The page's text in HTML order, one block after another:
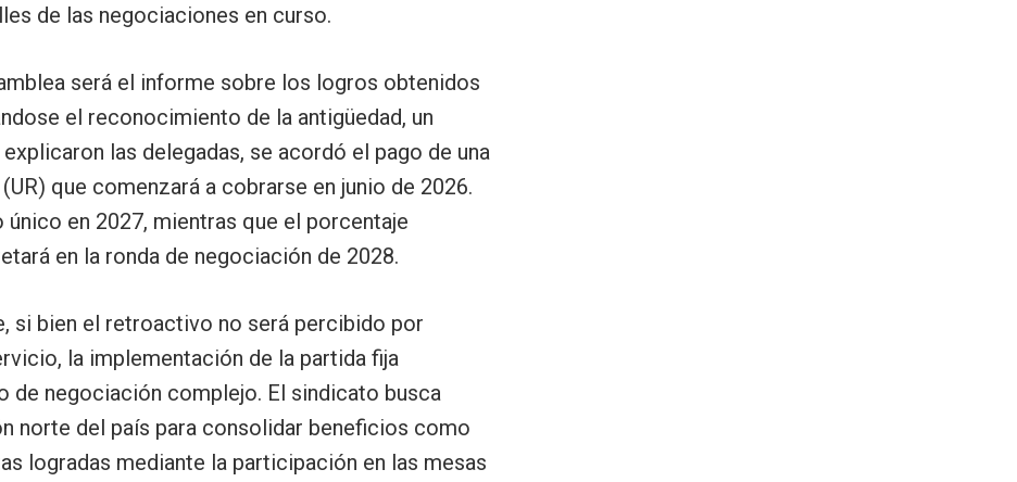
de las negociaciones en curso.
será el informe sobre los logros obtenidos
el reconocimiento de la antigüedad, un
las delegadas, se acordó el pago de una
que comenzará a cobrarse en junio de 2026.
en 2027, mientras que el porcentaje
en la ronda de negociación de 2028.
si bien el retroactivo no será percibido por
la implementación de la partida fija
de negociación complejo. El sindicato busca
norte del país para consolidar beneficios como
logradas mediante la participación en las mesas